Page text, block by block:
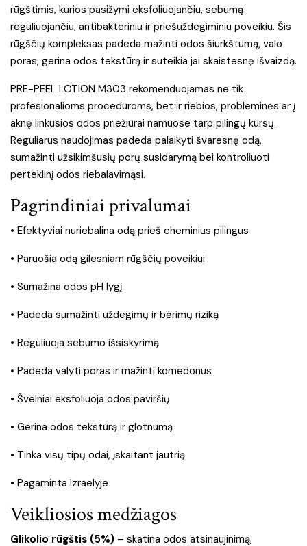
rūgštimis, kurios pasižymi eksfoliuojančiu, sebumą
reguliuojančiu, antibakteriniu ir priešuždegiminiu poveikiu. Šis
rūgščių kompleksas padeda mažinti odos šiurkštumą, valo
poras, gerina odos tekstūrą ir suteikia jai skaistesnę išvaizdą.
PRE-PEEL LOTION M303 rekomenduojamas ne tik
profesionalioms procedūroms, bet ir riebios, probleminės ar į
aknę linkusios odos priežiūrai namuose tarp pilingų kursų.
Reguliarus naudojimas padeda palaikyti švaresnę odą,
sumažinti užsikimšusių porų susidarymą bei kontroliuoti
perteklinį odos riebalavimąsi.
Pagrindiniai privalumai
• Efektyviai nuriebalina odą prieš cheminius pilingus
• Paruošia odą gilesniam rūgščių poveikiui
• Sumažina odos pH lygį
• Padeda sumažinti uždegimų ir bėrimų riziką
• Reguliuoja sebumo išsiskyrimą
• Padeda valyti poras ir mažinti komedonus
• Švelniai eksfoliuoja odos paviršių
• Gerina odos tekstūrą ir glotnumą
• Tinka visų tipų odai, įskaitant jautrią
• Pagaminta Izraelyje
Veikliosios medžiagos
Glikolio rūgštis (5%) – skatina odos atsinaujinimą,